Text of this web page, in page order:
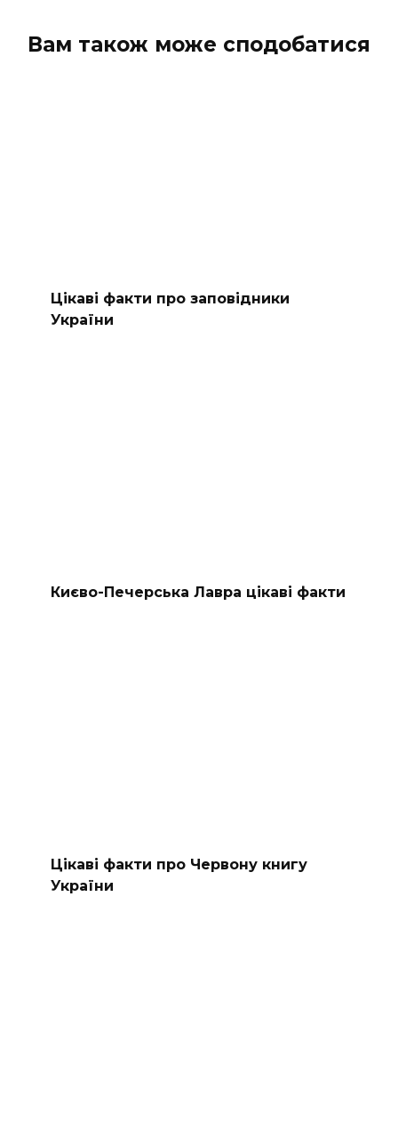
Вам також може сподобатися
Цікаві факти про заповідники
України
Києво-Печерська Лавра цікаві факти
Цікаві факти про Червону книгу
України